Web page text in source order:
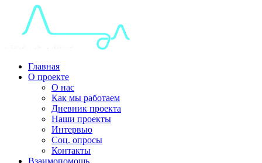
Главная
О проекте
О нас
Как мы работаем
Дневник проекта
Наши проекты
Интервью
Соц. опросы
Контакты
Взаимопомощь